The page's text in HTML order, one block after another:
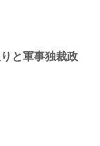
と軍事独裁政